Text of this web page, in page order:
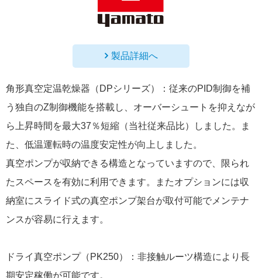
製品詳細へ
角形真空定温乾燥器（DPシリーズ）：従来のPID制御を補
う独自のZ制御機能を搭載し、オーバーシュートを抑えなが
ら上昇時間を最大37％短縮（当社従来品比）しました。ま
た、低温運転時の温度安定性が向上しました。
真空ポンプが収納できる構造となっていますので、限られ
たスペースを有効に利用できます。またオプションには収
納室にスライド式の真空ポンプ架台が取付可能でメンテナ
ンスが容易に行えます。
ドライ真空ポンプ（PK250）：非接触ルーツ構造により長
期安定稼働が可能です。